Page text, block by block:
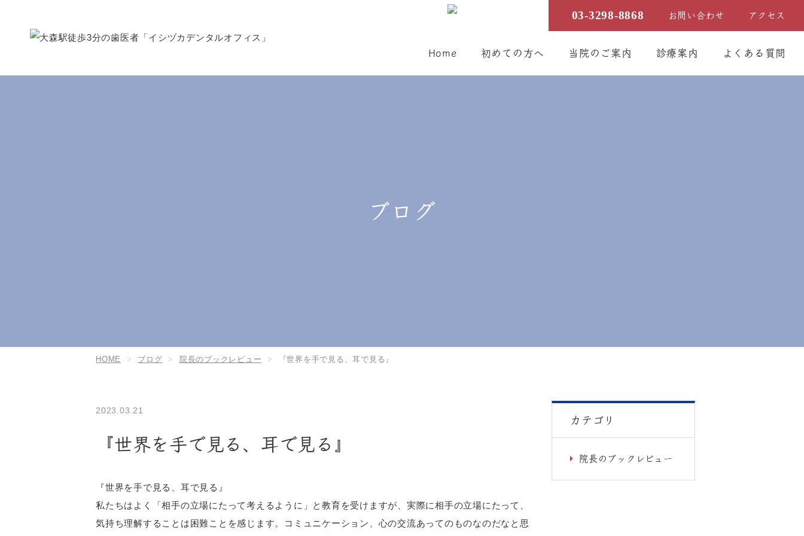
03-3298-8868 お問い合わせ アクセス
Home 初めての方へ 当院のご案内 診療案内 よくある質問
ブログ
HOME ブログ 院長のブックレビュー 『世界を手で見る、耳で見る』
2023.03.21
『世界を手で見る、耳で見る』
『世界を手で見る、耳で見る』
私たちはよく「相手の立場にたって考えるように」と教育を受けますが、実際に相手の立場にたって、
気持ち理解することは困難ことを感じます。コミュニケーション、心の交流あってのものなのだなと思
カテゴリ
院長のブックレビュー